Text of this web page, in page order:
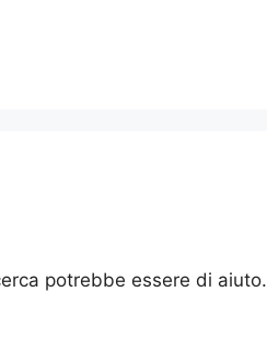
potrebbe essere di aiuto.